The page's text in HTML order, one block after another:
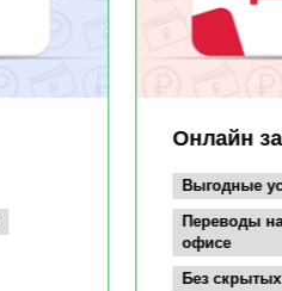
Онлайн
Выгодные
Переводы
офисе
Без